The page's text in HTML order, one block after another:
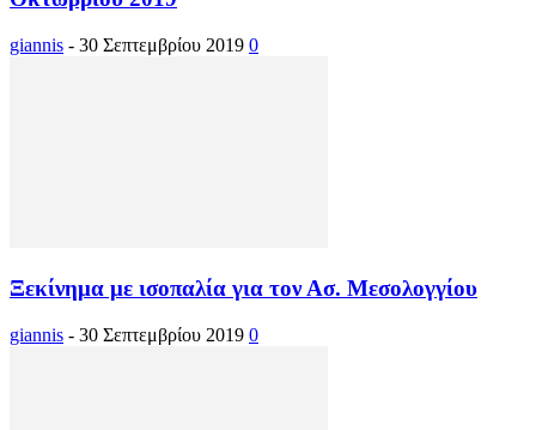
giannis - 30 Σεπτεμβρίου 2019 0
Ξεκίνημα με ισοπαλία για τον Ασ. Μεσολογγίου
giannis - 30 Σεπτεμβρίου 2019 0